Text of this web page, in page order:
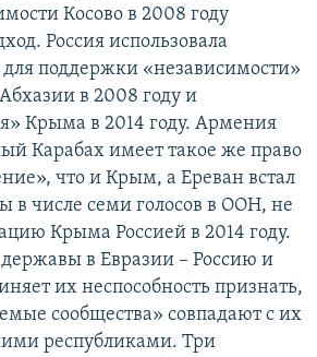
Косово в 2008 году
Россия использовала
для поддержки «независимости»
в 2008 году и
Крыма в 2014 году. Армения
Карабах имеет такое же право
что и Крым, а Ереван встал
в числе семи голосов в ООН, не
Крыма Россией в 2014 году.
в Евразии – Россию и
их неспособность признать,
сообщества» совпадают с их
республиками. Три